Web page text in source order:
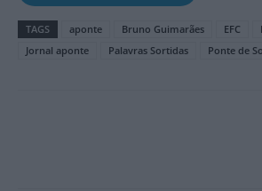
TAGS aponte Bruno Guimarães EFC
Jornal aponte
Palavras Sortidas Ponte de